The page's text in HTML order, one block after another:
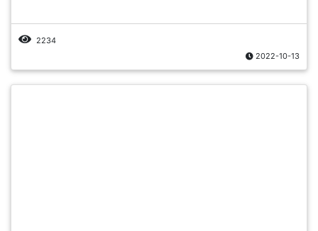
2234
2022-10-13